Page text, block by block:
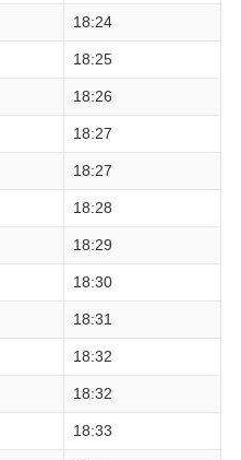
18:24
18:25
18:26
18:27
18:27
18:28
18:29
18:30
18:31
18:32
18:32
18:33